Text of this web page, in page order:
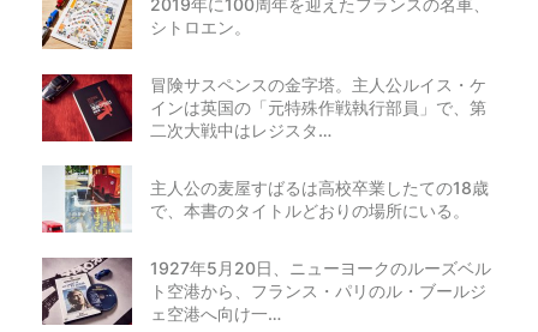
2019年に100周年を迎えたフランスの名車、
シトロエン。
冒険サスペンスの金字塔。主人公ルイス・ケ
インは英国の「元特殊作戦執行部員」で、第
二次大戦中はレジスタ…
主人公の麦屋すばるは高校卒業したての18歳
で、本書のタイトルどおりの場所にいる。
1927年5月20日、ニューヨークのルーズベル
ト空港から、フランス・パリのル・ブールジ
ェ空港へ向け一…